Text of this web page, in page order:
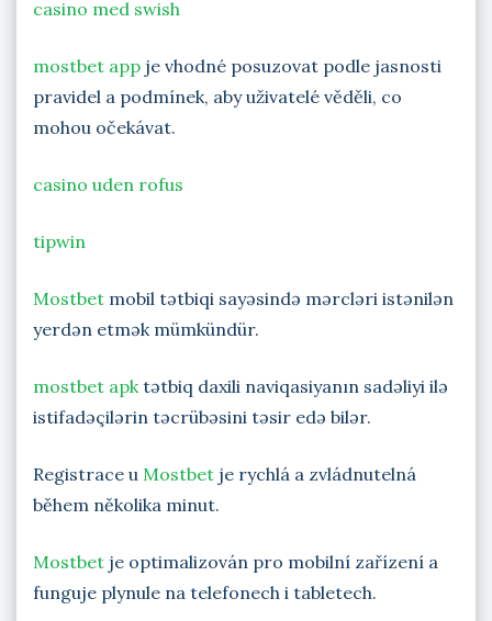
casino med swish
mostbet app je vhodné posuzovat podle jasnosti
pravidel a podmínek, aby uživatelé věděli, co
mohou očekávat.
casino uden rofus
tipwin
Mostbet mobil tətbiqi sayəsində mərcləri istənilən
yerdən etmək mümkündür.
mostbet apk tətbiq daxili naviqasiyanın sadəliyi ilə
istifadəçilərin təcrübəsini təsir edə bilər.
Registrace u Mostbet je rychlá a zvládnutelná
během několika minut.
Mostbet je optimalizován pro mobilní zařízení a
funguje plynule na telefonech i tabletech.